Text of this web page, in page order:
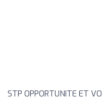
STP OPPORTUNITE ET